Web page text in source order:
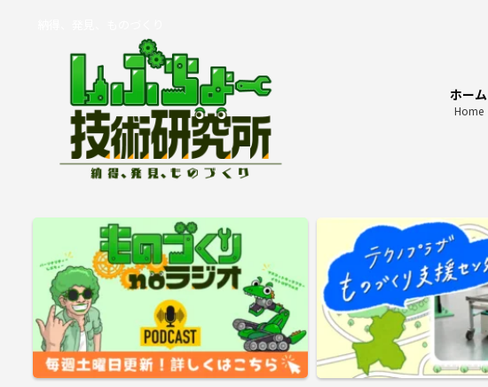
ホーム
Home